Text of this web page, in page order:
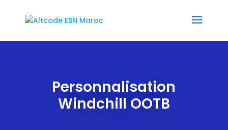
Personnalisation
Windchill OOTB